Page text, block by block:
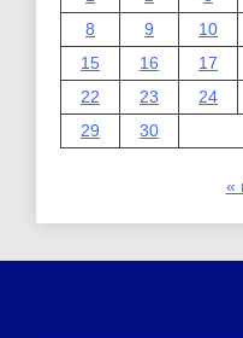
8
9 10
15
16 17
22
23 24
29
30
«